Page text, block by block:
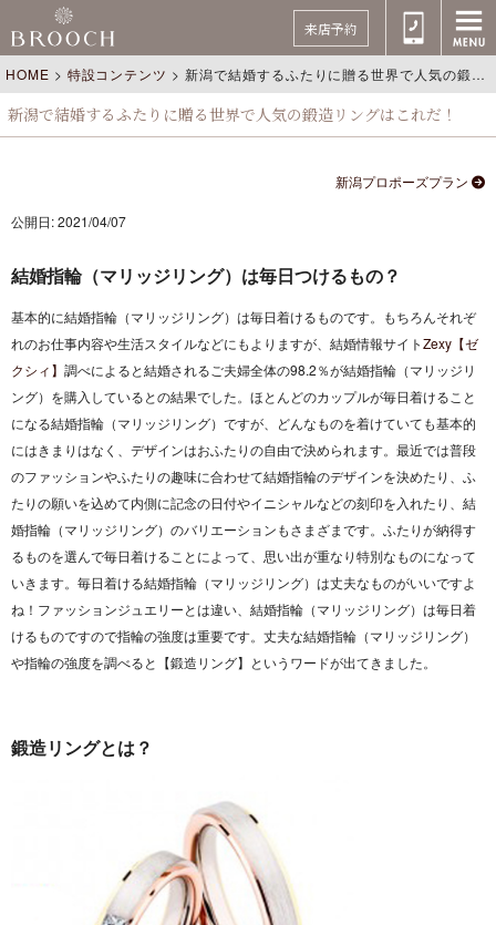
来店予約
HOME > 特設コンテンツ > 新潟で結婚するふたりに贈る世界で人気の鍛造リングはこれだ！
新潟で結婚するふたりに贈る世界で人気の鍛造リングはこれだ！
新潟プロポーズプラン
公開日: 2021/04/07
結婚指輪（マリッジリング）は毎日つけるもの？
基本的に結婚指輪（マリッジリング）は毎日着けるものです。もちろんそれぞ
れのお仕事内容や生活スタイルなどにもよりますが、結婚情報サイトZexy【ゼ
クシィ】 調べによると結婚されるご夫婦全体の98.2％が結婚指輪（マリッジリ
ング）を購入しているとの結果でした。ほとんどのカップルが毎日着けること
になる結婚指輪（マリッジリング）ですが、どんなものを着けていても基本的
にはきまりはなく、デザインはおふたりの自由で決められます。最近では普段
のファッションやふたりの趣味に合わせて結婚指輪のデザインを決めたり、ふ
たりの願いを込めて内側に記念の日付やイニシャルなどの刻印を入れたり、結
婚指輪（マリッジリング）のバリエーションもさまざまです。ふたりが納得す
るものを選んで毎日着けることによって、思い出が重なり特別なものになって
いきます。毎日着ける結婚指輪（マリッジリング）は丈夫なものがいいですよ
ね！ファッションジュエリーとは違い、結婚指輪（マリッジリング）は毎日着
けるものですので指輪の強度は重要です。丈夫な結婚指輪（マリッジリング）
や指輪の強度を調べると【鍛造リング】というワードが出てきました。
鍛造リングとは？